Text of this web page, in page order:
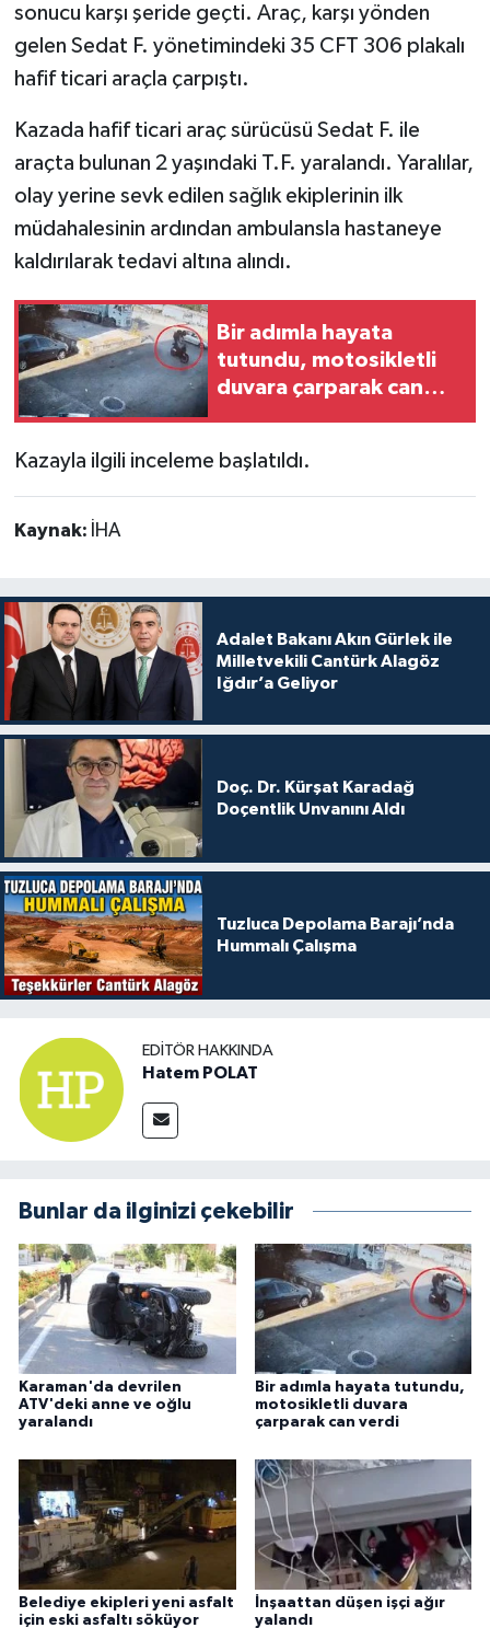
sonucu karşı şeride geçti. Araç, karşı yönden
gelen Sedat F. yönetimindeki 35 CFT 306 plakalı
hafif ticari araçla çarpıştı.
Kazada hafif ticari araç sürücüsü Sedat F. ile
araçta bulunan 2 yaşındaki T.F. yaralandı. Yaralılar,
olay yerine sevk edilen sağlık ekiplerinin ilk
müdahalesinin ardından ambulansla hastaneye
kaldırılarak tedavi altına alındı.
Bir adımla hayata
tutundu, motosikletli
duvara çarparak can
Kazayla ilgili inceleme başlatıldı.
Kaynak: İHA
Adalet Bakanı Akın Gürlek ile
Milletvekili Cantürk Alagöz
Iğdır’a Geliyor
Doç. Dr. Kürşat Karadağ
Doçentlik Unvanını Aldı
Tuzluca Depolama Barajı’nda
Hummalı Çalışma
EDITÖR HAKKINDA
Hatem POLAT
Bunlar da ilginizi çekebilir
Karaman'da devrilen
ATV'deki anne ve oğlu
yaralandı
Bir adımla hayata tutundu,
motosikletli duvara
çarparak can verdi
Belediye ekipleri yeni asfalt
için eski asfaltı söküyor
İnşaattan düşen işçi ağır
yalandı